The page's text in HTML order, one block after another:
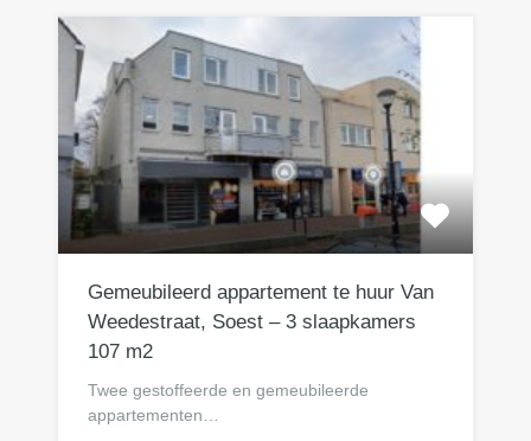
Gemeubileerd appartement te huur Van
Weedestraat, Soest – 3 slaapkamers
107 m2
Twee gestoffeerde en gemeubileerde
appartementen…